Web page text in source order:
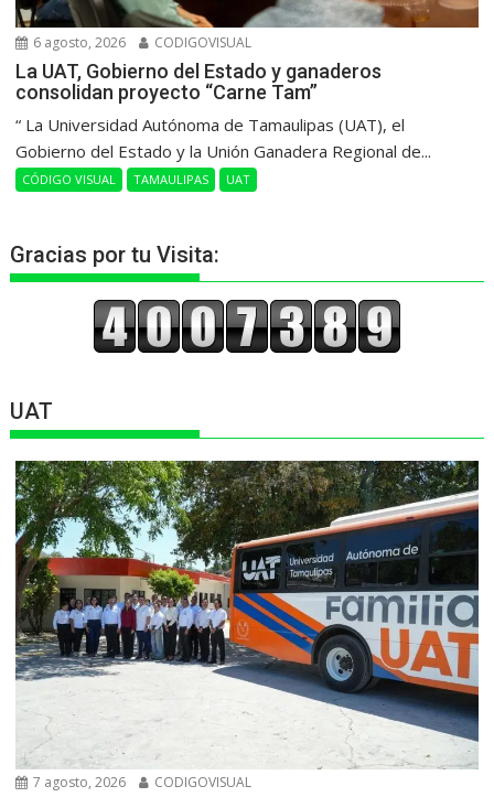
6 agosto, 2026 CODIGOVISUAL
La UAT, Gobierno del Estado y ganaderos
consolidan proyecto “Carne Tam”
“ La Universidad Autónoma de Tamaulipas (UAT), el
Gobierno del Estado y la Unión Ganadera Regional de...
CÓDIGO VISUAL TAMAULIPAS UAT
Gracias por tu Visita:
UAT
7 agosto, 2026 CODIGOVISUAL